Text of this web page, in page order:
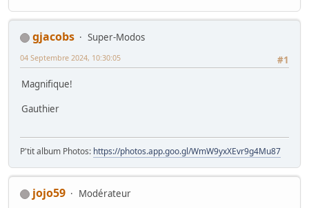
gjacobs
Super-Modos
#1
04 Septembre 2024, 10:30:05
Magnifique!
Gauthier
P'tit album Photos: https://photos.app.goo.gl/WmW9yxXEvr9g4Mu87
jojo59
Modérateur